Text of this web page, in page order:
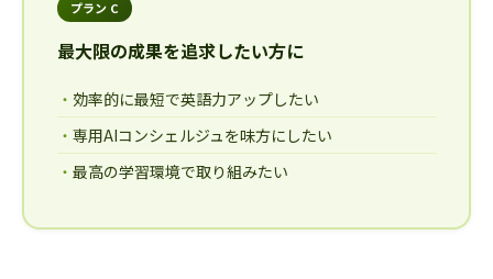
プラン C
最大限の成果を追求したい方に
効率的に最短で英語力アップしたい
専用AIコンシェルジュを味方にしたい
最高の学習環境で取り組みたい